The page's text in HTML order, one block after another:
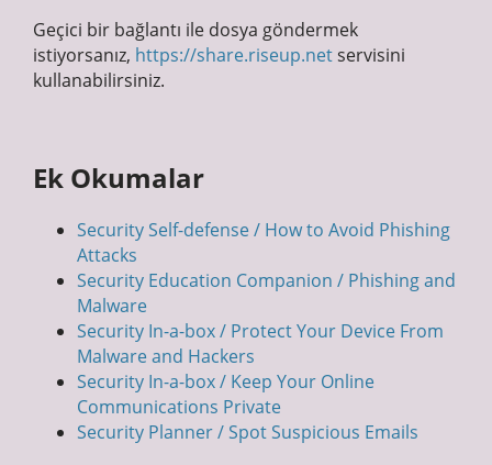
Geçici bir bağlantı ile dosya göndermek
istiyorsanız, https://share.riseup.netservisini
kullanabilirsiniz.
Ek Okumalar
Security Self-defense / How to Avoid Phishing
Attacks
Security Education Companion / Phishing and
Malware
Security In-a-box / Protect Your Device From
Malware and Hackers
Security In-a-box / Keep Your Online
Communications Private
Security Planner / Spot Suspicious Emails